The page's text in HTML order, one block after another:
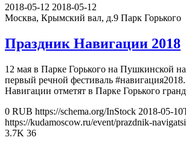
2018-05-12 2018-05-12
Москва, Крымский вал, д.9 Парк Горького
Праздник Навигации 2018
12 мая в Парке Горького на Пушкинской
первый речной фестиваль
Навигации отметят в Парке Горького
0 RUB https://schema.org/InStock 2018-05-
https://kudamoscow.ru/event/prazdnik-
3.7K 36